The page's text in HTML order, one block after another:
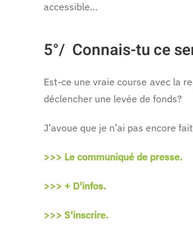
accessible…
5°/ Connais-tu ce
Est-ce une vraie course avec la
déclencher une levée de fonds?
J’avoue que je n’ai pas encore
>>> Le communiqué de presse.
>>> + D'infos.
>>> S'inscrire.